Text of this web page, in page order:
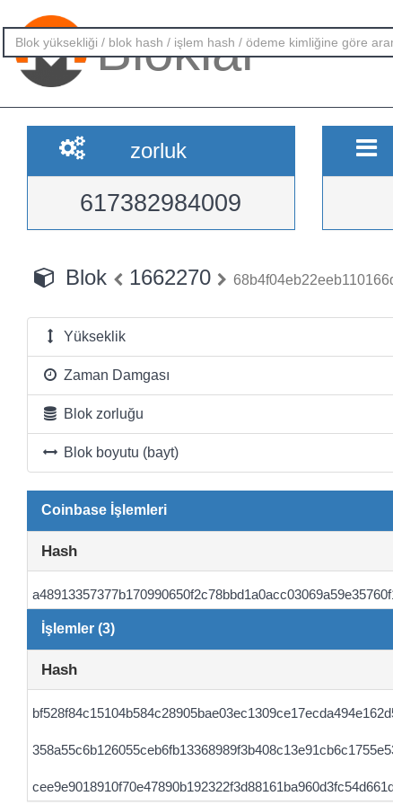
Bloklar
zorluk
617382984009
Blok 1662270
Yükseklik
Zaman Damgası
Blok zorluğu
Blok boyutu (bayt)
Coinbase İşlemleri
Hash
İşlemler (3)
Hash